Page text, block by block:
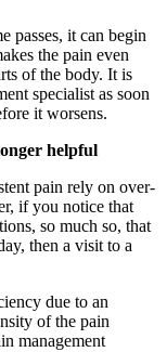
passes, it can begin
the pain even
of the body. It is
specialist as soon
it worsens.
helpful
pain rely on over-
if you notice that
so much so, that
then a visit to a
due to an
of the pain
management